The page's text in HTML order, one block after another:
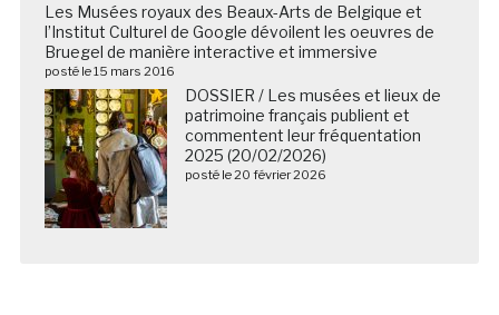
Les Musées royaux des Beaux-Arts de Belgique et
l’Institut Culturel de Google dévoilent les oeuvres de
Bruegel de manière interactive et immersive
posté le 15 mars 2016
DOSSIER / Les musées et lieux de
patrimoine français publient et
commentent leur fréquentation
2025 (20/02/2026)
posté le 20 février 2026